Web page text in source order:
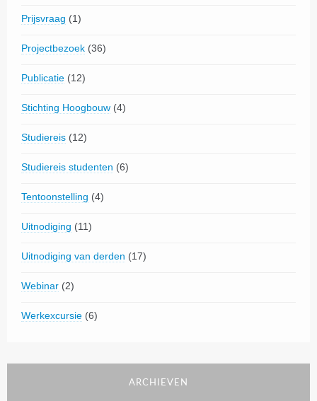
Prijsvraag (1)
Projectbezoek (36)
Publicatie (12)
Stichting Hoogbouw (4)
Studiereis (12)
Studiereis studenten (6)
Tentoonstelling (4)
Uitnodiging (11)
Uitnodiging van derden (17)
Webinar (2)
Werkexcursie (6)
ARCHIEVEN